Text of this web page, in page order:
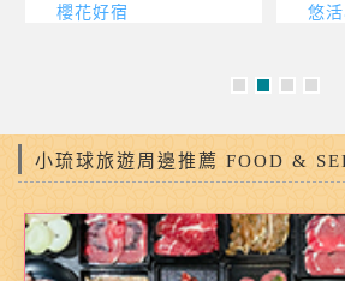
櫻花好宿
小琉球旅遊周邊推薦 FOOD &